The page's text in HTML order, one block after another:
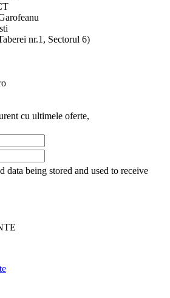
nr.1, Sectorul 6)
cu ultimele oferte,
data being stored and used to receive